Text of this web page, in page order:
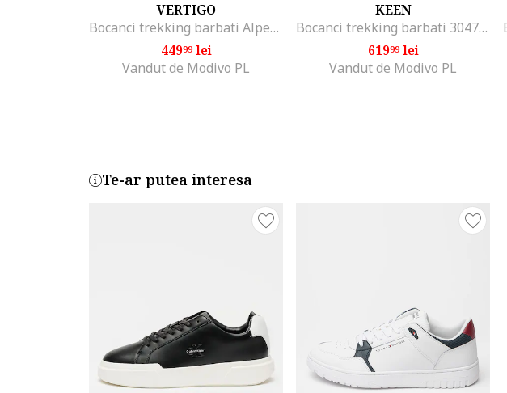
VERTIGO
Bocanci trekking barbati Alpes, 304392184, Piele naturala, Maro, Maro
44999lei
Vandut de Modivo PL
KEEN
Bocanci trekking barbati 304757822, Piele naturala, Verde, Verde
61999lei
Vandut de Modivo PL
Te-ar putea interesa